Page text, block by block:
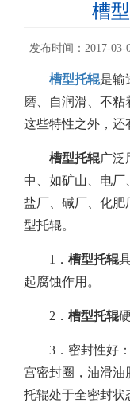
槽
发布时间：2017-
槽型托辊是输
磨、自润滑、不
这些特性之外，还
槽型托辊广泛
中、如矿山、电厂
盐厂、碱厂、化肥
型托辊。
1． 槽型托辊
起腐蚀作用。
2． 槽型托辊
3．密封性好
宫密封圈，油滑油
托辊处于全密封状